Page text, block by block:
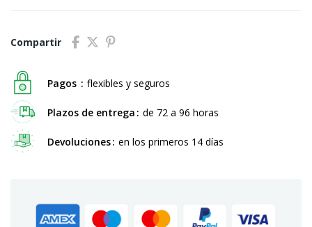
Compartir
Pagos flexibles y seguros
Plazos de entrega de 72 a 96 horas
Devoluciones en los primeros 14 días